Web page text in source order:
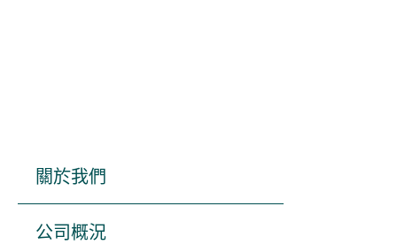
關於我們
公司概況